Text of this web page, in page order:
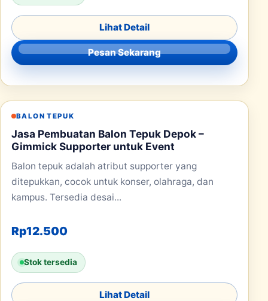
Lihat Detail
Pesan Sekarang
BALON TEPUK
Jasa Pembuatan Balon Tepuk Depok –
Gimmick Supporter untuk Event
Balon tepuk adalah atribut supporter yang
ditepukkan, cocok untuk konser, olahraga, dan
kampus. Tersedia desai...
Rp12.500
Stok tersedia
Lihat Detail